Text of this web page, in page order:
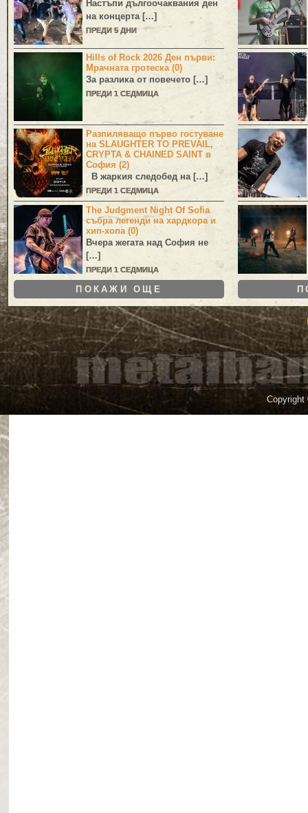
Настъпи дългоочаквания ден
на концерта […]
ПРЕДИ 5 ДНИ
Hills of Rock 2026 Ден първи:
Мрачната гротеска (0)
За разлика от повечето […]
ПРЕДИ 1 СЕДМИЦА
Разпиляващо първо гостуване
на SLAUGHTER TO PREVAIL,
CRYPTA & CHAINED SAINT в
София (2)
В жаркия следобед на […]
ПРЕДИ 1 СЕДМИЦА
The Judgment Night Of Sofia
събра легенди на хардкора и
хип-хопа (0)
Вчера жегата над София не
[…]
ПРЕДИ 1 СЕДМИЦА
ПОКАЖИ ОЩЕ